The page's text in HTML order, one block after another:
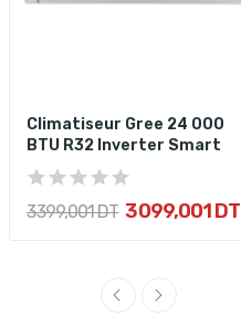
Climatiseur Gree 24 000
BTU R32 Inverter Smart
3 399,001 DT 3 099,001 DT